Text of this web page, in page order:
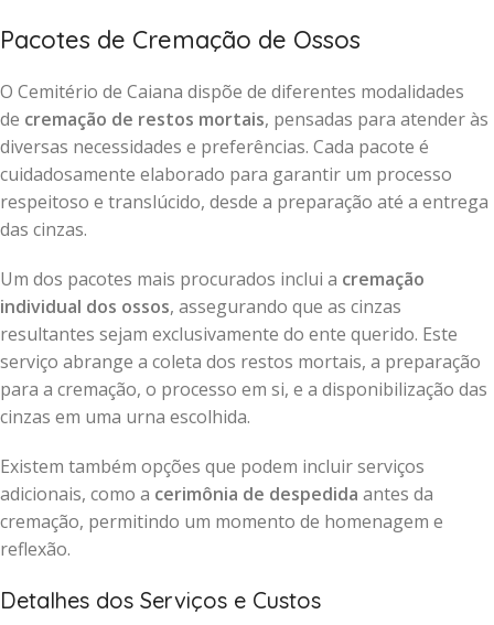
Pacotes de Cremação de Ossos
O Cemitério de Caiana dispõe de diferentes modalidades
de cremação de restos mortais, pensadas para atender às
diversas necessidades e preferências. Cada pacote é
cuidadosamente elaborado para garantir um processo
respeitoso e translúcido, desde a preparação até a entrega
das cinzas.
Um dos pacotes mais procurados inclui a cremação
individual dos ossos, assegurando que as cinzas
resultantes sejam exclusivamente do ente querido. Este
serviço abrange a coleta dos restos mortais, a preparação
para a cremação, o processo em si, e a disponibilização das
cinzas em uma urna escolhida.
Existem também opções que podem incluir serviços
adicionais, como a cerimônia de despedida antes da
cremação, permitindo um momento de homenagem e
reflexão.
Detalhes dos Serviços e Custos